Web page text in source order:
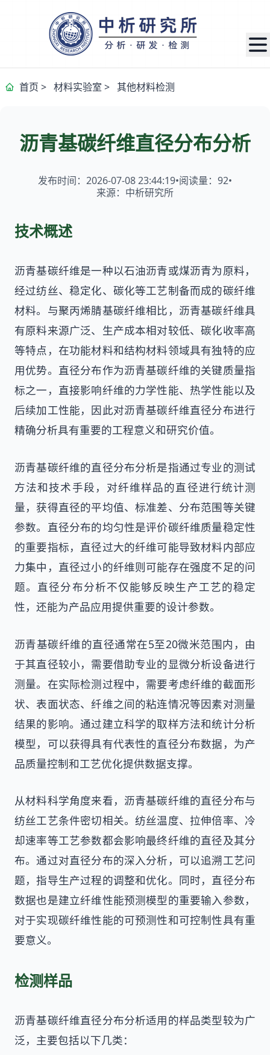
首页 > 材料实验室 > 其他材料检测
沥青基碳纤维直径分布分析
发布时间：2026-07-08 23:44:19•阅读量： 92•
来源：中析研究所
技术概述
沥青基碳纤维是一种以石油沥青或煤沥青为原料，
经过纺丝、稳定化、碳化等工艺制备而成的碳纤维
材料。与聚丙烯腈基碳纤维相比，沥青基碳纤维具
有原料来源广泛、生产成本相对较低、碳化收率高
等特点，在功能材料和结构材料领域具有独特的应
用优势。直径分布作为沥青基碳纤维的关键质量指
标之一，直接影响纤维的力学性能、热学性能以及
后续加工性能，因此对沥青基碳纤维直径分布进行
精确分析具有重要的工程意义和研究价值。
沥青基碳纤维的直径分布分析是指通过专业的测试
方法和技术手段，对纤维样品的直径进行统计测
量，获得直径的平均值、标准差、分布范围等关键
参数。直径分布的均匀性是评价碳纤维质量稳定性
的重要指标，直径过大的纤维可能导致材料内部应
力集中，直径过小的纤维则可能存在强度不足的问
题。直径分布分析不仅能够反映生产工艺的稳定
性，还能为产品应用提供重要的设计参数。
沥青基碳纤维的直径通常在5至20微米范围内，由
于其直径较小，需要借助专业的显微分析设备进行
测量。在实际检测过程中，需要考虑纤维的截面形
状、表面状态、纤维之间的粘连情况等因素对测量
结果的影响。通过建立科学的取样方法和统计分析
模型，可以获得具有代表性的直径分布数据，为产
品质量控制和工艺优化提供数据支撑。
从材料科学角度来看，沥青基碳纤维的直径分布与
纺丝工艺条件密切相关。纺丝温度、拉伸倍率、冷
却速率等工艺参数都会影响最终纤维的直径及其分
布。通过对直径分布的深入分析，可以追溯工艺问
题，指导生产过程的调整和优化。同时，直径分布
数据也是建立纤维性能预测模型的重要输入参数，
对于实现碳纤维性能的可预测性和可控制性具有重
要意义。
检测样品
沥青基碳纤维直径分布分析适用的样品类型较为广
泛，主要包括以下几类：